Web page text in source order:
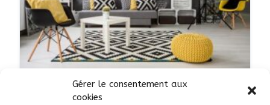
Gérer le consentement aux
cookies